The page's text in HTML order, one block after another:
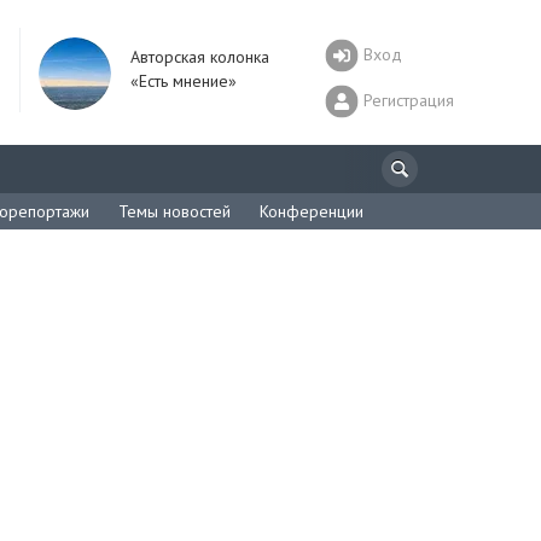
Авторская колонка
«Есть мнение»
Вход
Регистрация
Темы новостей Конференции